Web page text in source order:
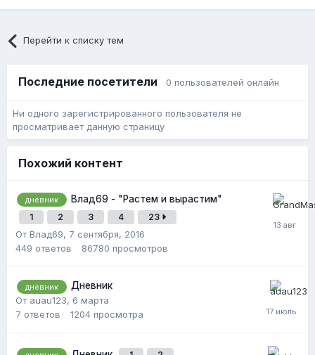
Перейти к списку тем
Последние посетители 0 пользователей онлайн
Ни одного зарегистрированного пользователя не
просматривает данную страницу
Похожий контент
дневник Влад69 - "Растем и вырастим"
1 2 3 4 23
От Влад69, 7 сентября, 2016
449 ответов 86780 просмотров
дневник
Дневник
От auau123, 6 марта
7 ответов 1204 просмотра